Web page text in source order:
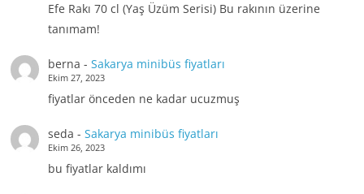
Efe Rakı 70 cl (Yaş Üzüm Serisi) Bu rakının üzerine
tanımam!
berna - Sakarya minibüs fiyatları
Ekim 27, 2023
fiyatlar önceden ne kadar ucuzmuş
seda - Sakarya minibüs fiyatları
Ekim 26, 2023
bu fiyatlar kaldımı